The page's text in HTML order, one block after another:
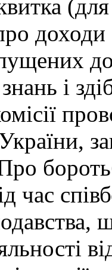
доходи
і
час